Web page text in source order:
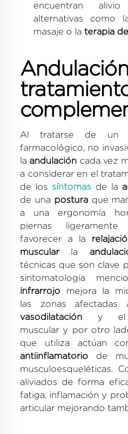
encuentran
alternativas como
masaje o la terapia
Al tratarse de un
farmacológico, no
la andulación cada vez
a considerar en el
de los síntomas de la
de una posturaque
a una ergonomía
piernas
favorecer a la
muscularla
técnicas que son clave
sintomatología
infrarrojo mejora la
las zonas
vasodilatación y el
muscular y por otro
que utiliza actúan
antiinflamatorio de
musculoesqueléticas.
aliviados de forma
fatiga, inflamación y
articular mejorando